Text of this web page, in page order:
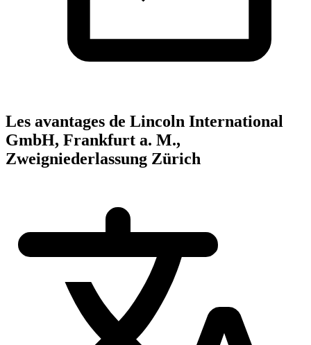
Les avantages de Lincoln International
GmbH, Frankfurt a. M.,
Zweigniederlassung Zürich